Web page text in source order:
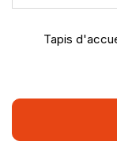
Tapis